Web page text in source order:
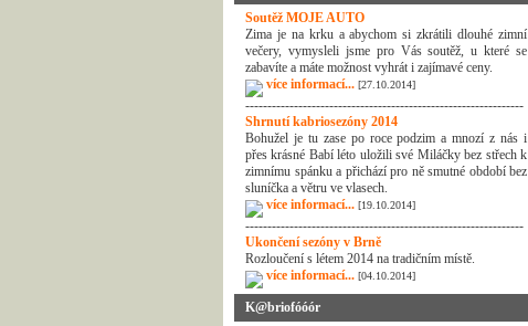
Soutěž MOJE AUTO
Zima je na krku a abychom si zkrátili dlouhé zimní
večery, vymysleli jsme pro Vás soutěž, u které se
zabavíte a máte možnost vyhrát i zajímavé ceny.
více informací... [27.10.2014]
---------------------------------------------------------------
Shrnutí kabriosezóny 2014
Bohužel je tu zase po roce podzim a mnozí z nás i
přes krásné Babí léto uložili své Miláčky bez střech k
zimnímu spánku a přichází pro ně smutné období bez
sluníčka a větru ve vlasech.
více informací... [19.10.2014]
---------------------------------------------------------------
Ukončení sezóny v Brně
Rozloučení s létem 2014 na tradičním místě.
více informací... [04.10.2014]
K@briofóóór